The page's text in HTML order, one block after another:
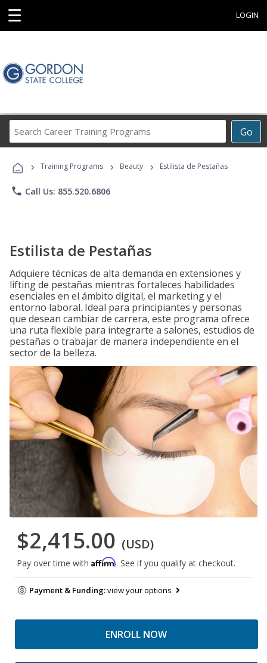
☰ LOGIN
Go
Career
Programs
› Training Programs › Beauty › Estilista de Pestañas
phone Call Us: 855.520.6806
Estilista de Pestañas
Adquiere técnicas de alta demanda en extensiones y
lifting de pestañas mientras fortaleces habilidades
esenciales en el ámbito digital, el marketing y el
entorno laboral. Ideal para principiantes y personas
que desean cambiar de carrera, este programa ofrece
una ruta flexible para integrarte a salones, estudios de
pestañas o trabajar de manera independiente en el
sector de la belleza.
$2,415.00 (USD)
Pay over time with Affirm. See if you qualify at checkout.
Payment & Funding:view your options
ENROLL NOW